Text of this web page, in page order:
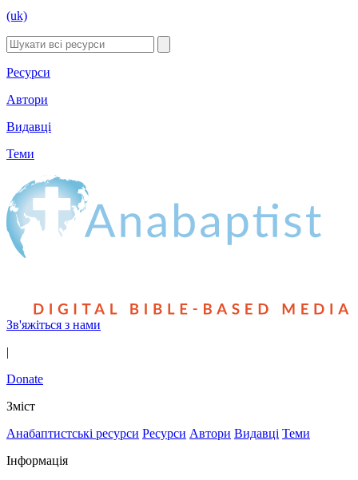
(uk)
Ресурси
Автори
Видавці
Теми
Зв'яжіться з нами
|
Donate
Зміст
Анабаптистські ресурси Ресурси Автори Видавці Теми
Інформація